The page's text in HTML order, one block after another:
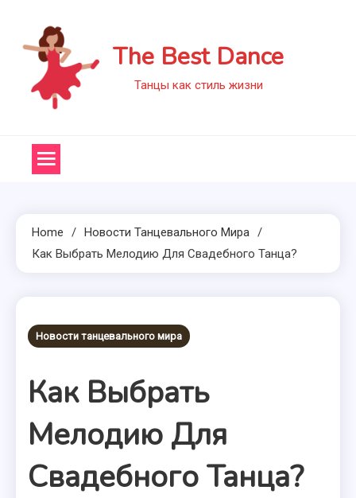
content
The Best Dance
Танцы как стиль жизни
Home
Новости Танцевального Мира
Как Выбрать Мелодию Для Свадебного Танца?
Новости танцевального мира
Как Выбрать
Мелодию Для
Свадебного Танца?